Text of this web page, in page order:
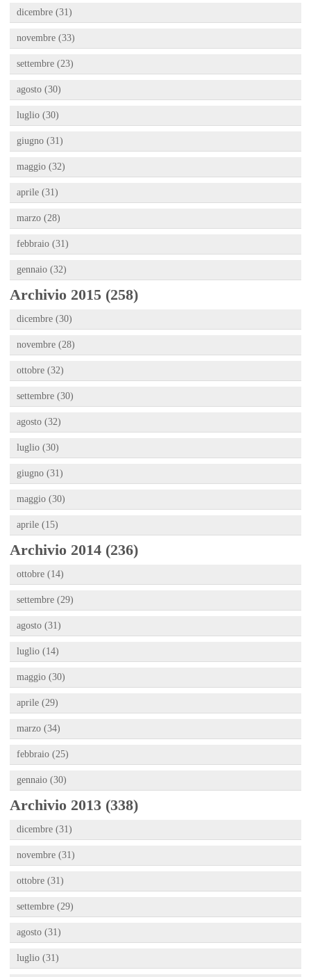
dicembre (31)
novembre (33)
settembre (23)
agosto (30)
luglio (30)
giugno (31)
maggio (32)
aprile (31)
marzo (28)
febbraio (31)
gennaio (32)
Archivio 2015 (258)
dicembre (30)
novembre (28)
ottobre (32)
settembre (30)
agosto (32)
luglio (30)
giugno (31)
maggio (30)
aprile (15)
Archivio 2014 (236)
ottobre (14)
settembre (29)
agosto (31)
luglio (14)
maggio (30)
aprile (29)
marzo (34)
febbraio (25)
gennaio (30)
Archivio 2013 (338)
dicembre (31)
novembre (31)
ottobre (31)
settembre (29)
agosto (31)
luglio (31)